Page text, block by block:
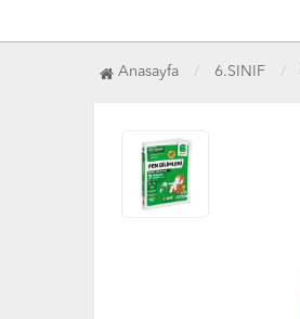
Anasayfa 6.SINIF